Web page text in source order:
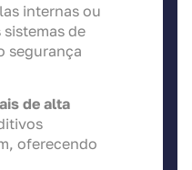
internas ou
de
segurança
de alta
oferecendo